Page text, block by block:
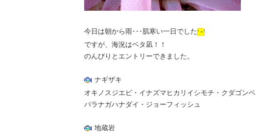
今日は朝から雨･･･肌寒い一日でした
ですが、海況はベタ凪！！
のんびりとエントリーできました。
ナギザキ
オキノスジエビ・イナズマヒカリイシモチ・クダゴンベ
バラナガハナダイ・ジョーフィッシュ
地蔵岩